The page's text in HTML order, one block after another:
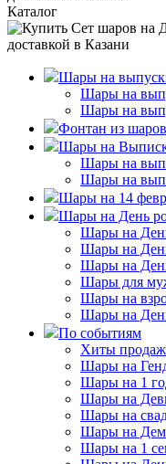
Каталог
Шары на
Шары на
Шары на
Фонтан из шаров
Шары на
Шары на
Шары на
Шары на 14
Шары на День
Шары на
Шары на
Шары на
Шары для
Шары на
Шары на
По событиям
Хиты продаж
Шары на
Шары на 1
Шары на
Шары на
Шары на
Шары на 1